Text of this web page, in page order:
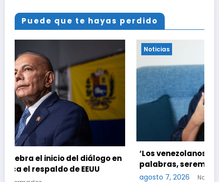
Puede que te hayas perdido
en
‘Los venezolanos no seremos jueces de las
palabras, seremos testigos de los resultados’
agosto 7, 2026